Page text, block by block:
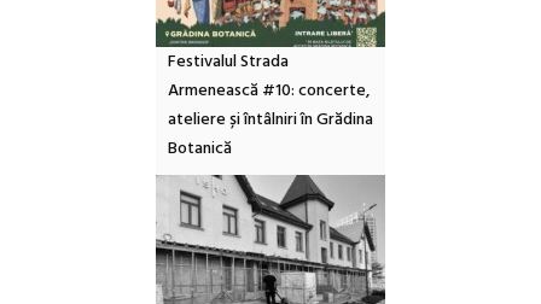
Festivalul Strada
Armenească #10: concerte,
ateliere și întâlniri în Grădina
Botanică